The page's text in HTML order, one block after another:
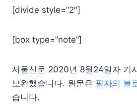
[divide style=”2″]
[box type=”note”]
서울신문 2020년 8월24일자 기
보완했습니다. 원문은 필자의 블
습니다.